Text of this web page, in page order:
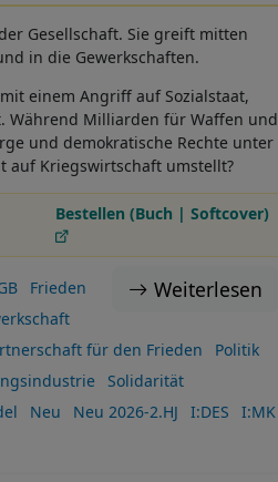
Gesellschaft. Sie greift mitten
in die Gewerkschaften.
einem Angriff auf Sozialstaat,
Milliarden für Waffen und
und demokratische Rechte unter
auf Kriegswirtschaft umstellt?
Bestellen (Buch | Softcover)
Weiterlesen
Frieden
für den Frieden
Politik
Solidarität
Neu Neu 2026-2.HJ I:DES I:MK